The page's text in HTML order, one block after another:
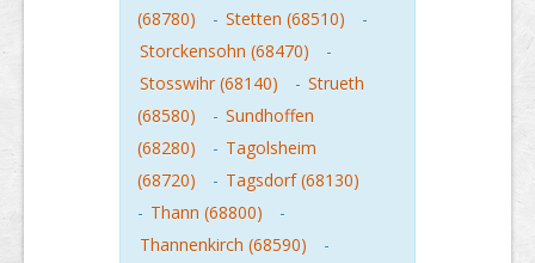
(68780)
- Stetten (68510)
-
Storckensohn (68470)
-
Stosswihr (68140)
- Strueth
(68580)
- Sundhoffen
(68280)
- Tagolsheim
(68720)
- Tagsdorf (68130)
- Thann (68800)
-
Thannenkirch (68590)
-